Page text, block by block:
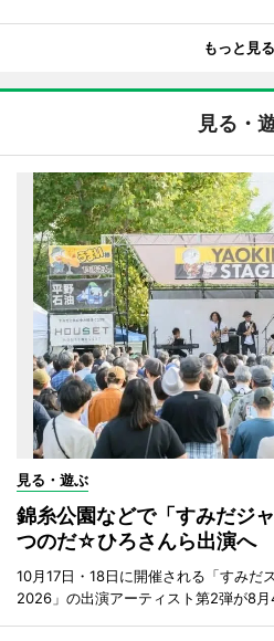
もっと見る
見る・
見る・遊ぶ
錦糸公園などで「すみだジ
つのだ☆ひろさんら出演へ
10月17日・18日に開催される「すみだ
2026」の出演アーティスト第2弾が8月